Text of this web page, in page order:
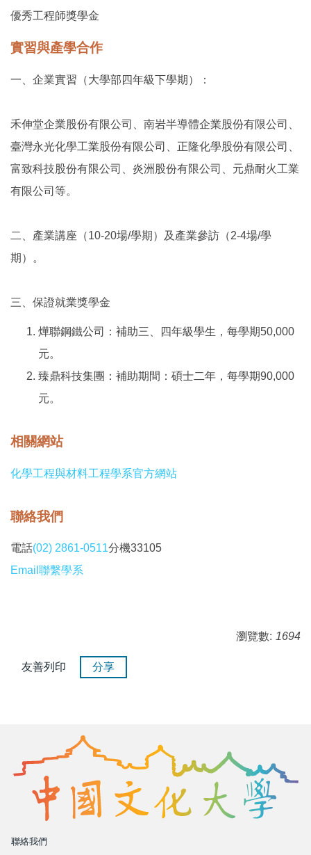
優秀工程師獎學金
實習與產學合作
一、企業實習（大學部四年級下學期）：
禾伸堂企業股份有限公司、南岩半導體企業股份有限公司、
臺灣永光化學工業股份有限公司、正隆化學股份有限公司、
富致科技股份有限公司、炎洲股份有限公司、元鼎耐火工業
有限公司等。
二、產業講座（10-20場/學期）及產業參訪（2-4場/學
期）。
三、保證就業獎學金
燁聯鋼鐵公司：補助三、四年級學生，每學期50,000
元。
臻鼎科技集團：補助期間：碩士二年，每學期90,000
元。
相關網站
化學工程與材料工程學系官方網站
聯絡我們
電話(02) 2861-0511分機33105
Email聯繫學系
瀏覽數: 1694
友善列印 分享
聯絡我們